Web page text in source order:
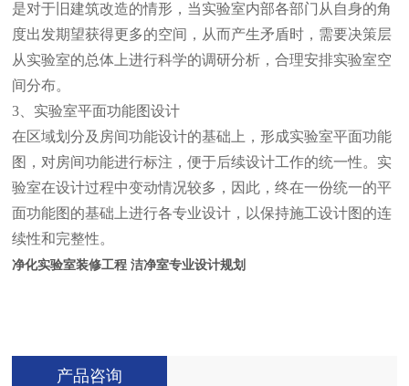
是对于旧建筑改造的情形，当实验室内部各部门从自身的角
度出发期望获得更多的空间，从而产生矛盾时，需要决策层
从实验室的总体上进行科学的调研分析，合理安排实验室空
间分布。
3、实验室平面功能图设计
在区域划分及房间功能设计的基础上，形成实验室平面功能
图，对房间功能进行标注，便于后续设计工作的统一性。实
验室在设计过程中变动情况较多，因此，终在一份统一的平
面功能图的基础上进行各专业设计，以保持施工设计图的连
续性和完整性。
净化实验室装修工程 洁净室专业设计规划
产品咨询